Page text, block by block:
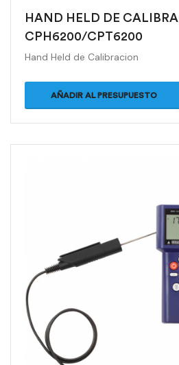
HAND HELD DE
CPH6200/CPT6200
Hand Held de Calibracion
AÑADIR AL PRESUPUESTO